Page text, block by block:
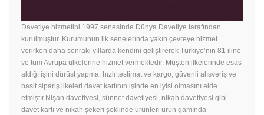
Davetiye hizmetini 1997 senesinde Dünya Davetiye tarafından
kurulmuştur. Kurumunun ilk senelerında yakın çevreye hizmet
verirken daha sonraki yıllarda kendini geliştirerek Türkiye’nin 81 iline
ve tüm Avrupa ülkelerine hizmet vermektedir. Müşteri ilkelerinde esas
aldığı işini dürüst yapma, hızlı teslimat ve kargo, güvenli alışveriş ve
basit sipariş ilkeleri davet kartının işinde en iyisi olmasını elde
etmiştır.Nişan davetiyesi, sünnet davetiyesi, nikah davetiyesi gibi
davet kartı ve nikah şekeri şeklinde ürünleri ürün gamında